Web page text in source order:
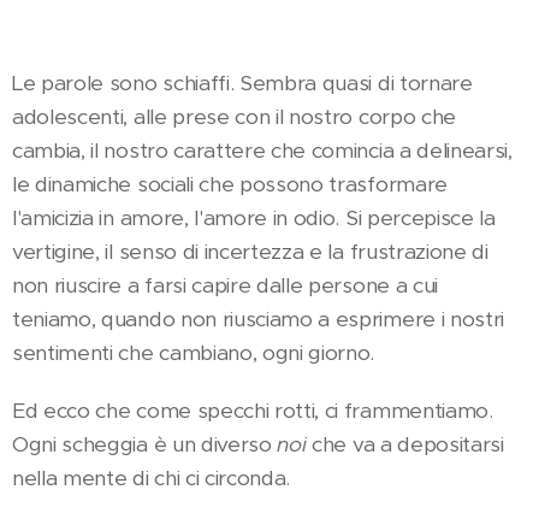
Le parole sono schiaffi. Sembra quasi di tornare
adolescenti, alle prese con il nostro corpo che
cambia, il nostro carattere che comincia a delinearsi,
le dinamiche sociali che possono trasformare
l'amicizia in amore, l'amore in odio. Si percepisce la
vertigine, il senso di incertezza e la frustrazione di
non riuscire a farsi capire dalle persone a cui
teniamo, quando non riusciamo a esprimere i nostri
sentimenti che cambiano, ogni giorno.
Ed ecco che come specchi rotti, ci frammentiamo.
Ogni scheggia è un diversonoiche va a depositarsi
nella mente di chi ci circonda.